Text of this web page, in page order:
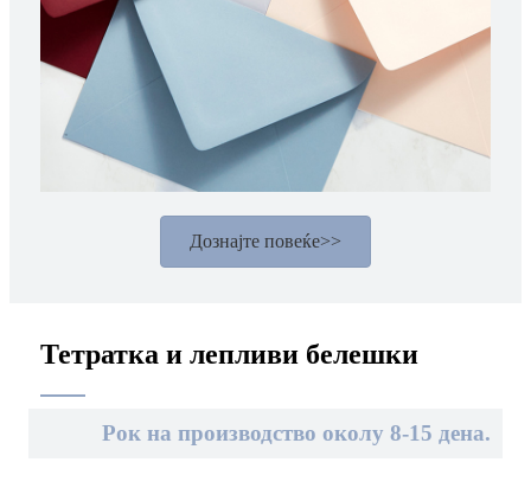
Дознајте повеќе>>
Тетратка и лепливи белешки
Рок на производство околу 8-15 дена.